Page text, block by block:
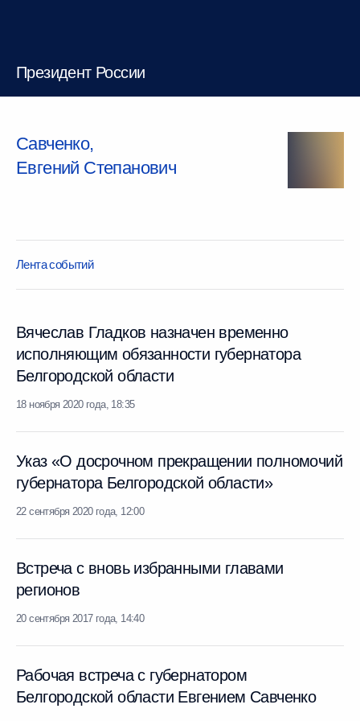
Президент России
Савченко,
Евгений Степанович
Лента событий
Вячеслав Гладков назначен временно
исполняющим обязанности губернатора
Белгородской области
18 ноября 2020 года, 18:35
Указ «О досрочном прекращении полномочий
губернатора Белгородской области»
22 сентября 2020 года, 12:00
Встреча с вновь избранными главами
регионов
20 сентября 2017 года, 14:40
Рабочая встреча с губернатором
Белгородской области Евгением Савченко